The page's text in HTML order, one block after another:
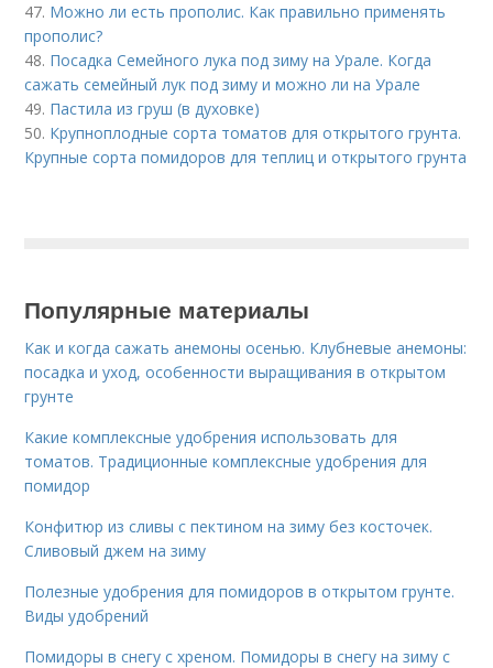
47. Можно ли есть прополис. Как правильно применять
прополис?
48. Посадка Семейного лука под зиму на Урале. Когда
сажать семейный лук под зиму и можно ли на Урале
49. Пастила из груш (в духовке)
50. Крупноплодные сорта томатов для открытого грунта.
Крупные сорта помидоров для теплиц и открытого грунта
Популярные материалы
Как и когда сажать анемоны осенью. Клубневые анемоны:
посадка и уход, особенности выращивания в открытом
грунте
Какие комплексные удобрения использовать для
томатов. Традиционные комплексные удобрения для
помидор
Конфитюр из сливы с пектином на зиму без косточек.
Сливовый джем на зиму
Полезные удобрения для помидоров в открытом грунте.
Виды удобрений
Помидоры в снегу с хреном. Помидоры в снегу на зиму с